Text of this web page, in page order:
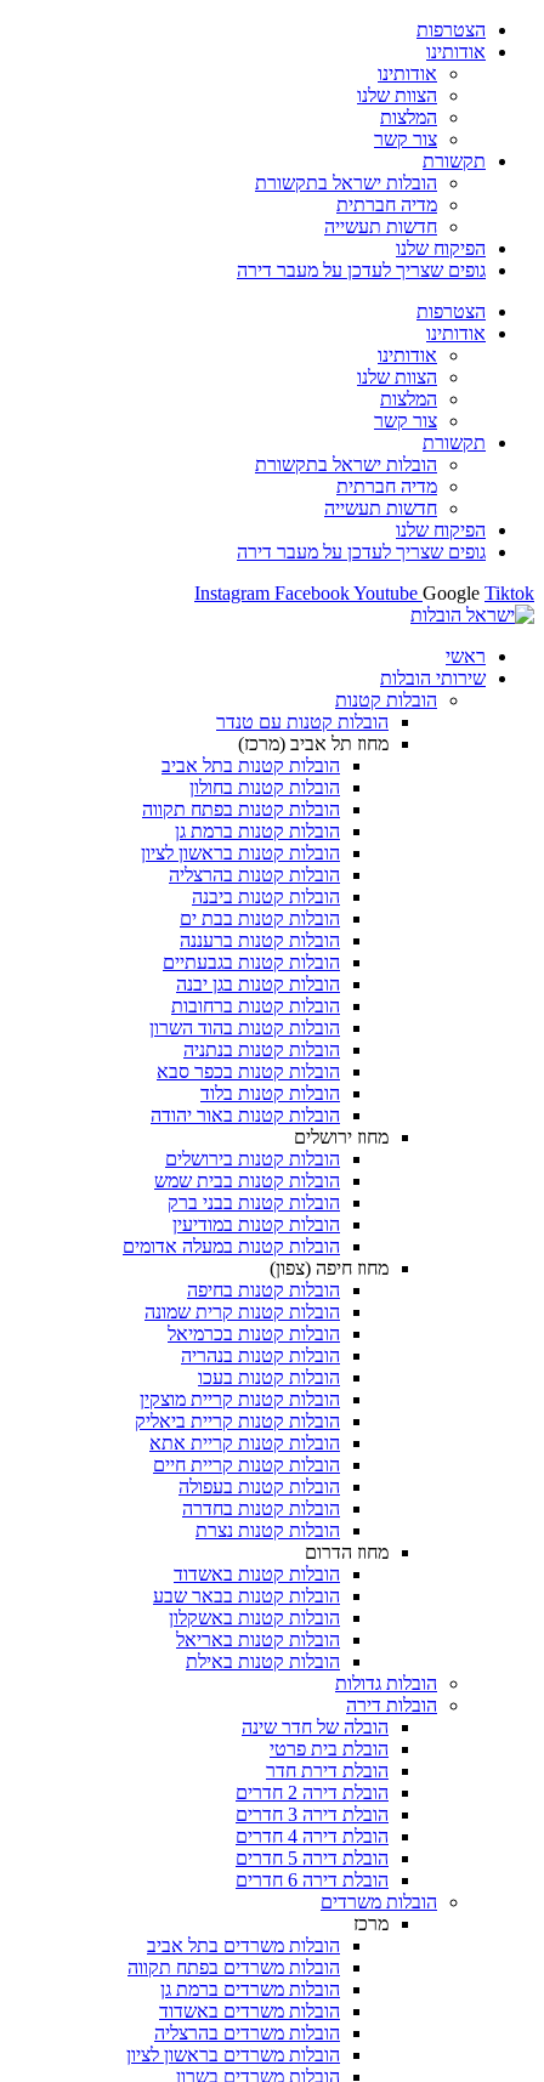
הצטרפות
אודותינו
אודותינו
הצוות שלנו
המלצות
צור קשר
תקשורת
הובלות ישראל בתקשורת
מדיה חברתית
חדשות תעשייה
הפיקוח שלנו
גופים שצריך לעדכן על מעבר דירה
הצטרפות
אודותינו
אודותינו
הצוות שלנו
המלצות
צור קשר
תקשורת
הובלות ישראל בתקשורת
מדיה חברתית
חדשות תעשייה
הפיקוח שלנו
גופים שצריך לעדכן על מעבר דירה
Instagram FacebookYoutube Google Tiktok
ראשי
שירותי הובלות
הובלות קטנות
הובלות קטנות עם טנדר
מחוז תל אביב (מרכז)
הובלות קטנות בתל אביב
הובלות קטנות בחולון​
הובלות קטנות בפתח תקווה
הובלות קטנות ברמת גן
הובלות קטנות בראשון לציון
הובלות קטנות בהרצליה
הובלות קטנות ביבנה
הובלות קטנות בבת ים
הובלות קטנות ברעננה
הובלות קטנות בגבעתיים
הובלות קטנות בגן יבנה
הובלות קטנות ברחובות
הובלות קטנות בהוד השרון
הובלות קטנות בנתניה
הובלות קטנות בכפר סבא
הובלות קטנות בלוד
הובלות קטנות באור יהודה
מחוז ירושלים
הובלות קטנות בירושלים
הובלות קטנות בבית שמש
הובלות קטנות בבני ברק
הובלות קטנות במודיעין
הובלות קטנות במעלה אדומים
מחוז חיפה (צפון)
הובלות קטנות בחיפה
הובלות קטנות קרית שמונה
הובלות קטנות בכרמיאל
הובלות קטנות בנהריה
הובלות קטנות בעכו
הובלות קטנות קריית מוצקין
הובלות קטנות קריית ביאליק
הובלות קטנות קריית אתא
הובלות קטנות קריית חיים
הובלות קטנות בעפולה
הובלות קטנות בחדרה
הובלות קטנות נצרת
מחוז הדרום
הובלות קטנות באשדוד
הובלות קטנות בבאר שבע
הובלות קטנות באשקלון
הובלות קטנות באריאל
הובלות קטנות באילת
הובלות גדולות
הובלות דירה
הובלה של חדר שינה
הובלת בית פרטי
הובלת דירת חדר
הובלת דירה 2 חדרים
הובלת דירה 3 חדרים
הובלת דירה 4 חדרים
הובלת דירה 5 חדרים
הובלת דירה 6 חדרים
הובלות משרדים
מרכז
הובלות משרדים בתל אביב
הובלות משרדים בפתח תקווה
הובלות משרדים ברמת גן
הובלות משרדים באשדוד
הובלות משרדים בהרצליה
הובלות משרדים בראשון לציון
הובלות משרדים בשרון